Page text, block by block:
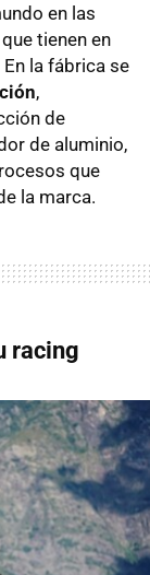
en las
tienen en
la fábrica se
,
de
de aluminio,
que
la marca.
racing